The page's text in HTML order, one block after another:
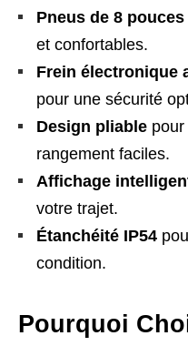
Pneus de 8 pouces
et confortables.
Frein électronique
pour une sécurité
Design pliable
rangement faciles.
Affichage
votre trajet.
Étanchéité IP54
condition.
Pourquoi